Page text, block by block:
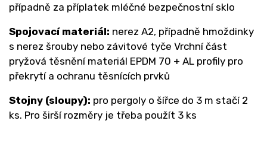
případně za příplatek mléčné bezpečnostní sklo
Spojovací materiál: nerez A2, případně hmoždinky
s nerez šrouby nebo závitové tyče Vrchní část
pryžová těsnění materiál EPDM 70 + AL profily pro
překrytí a ochranu těsnících prvků
Stojny (sloupy): pro pergoly o šířce do 3 m stačí 2
ks. Pro širší rozměry je třeba použít 3 ks